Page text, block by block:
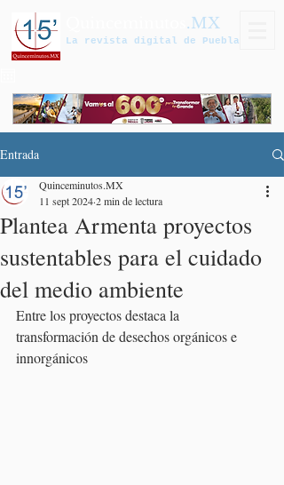
.MX
La revista digital de Puebla
Entrada
Plantea Armenta proyectos
sustentables para el cuidado
del medio ambiente
Quinceminutos.MX
11 sept 20242 min de lectura
Entre los proyectos destaca la
transformación de desechos orgánicos e
innorgánicos